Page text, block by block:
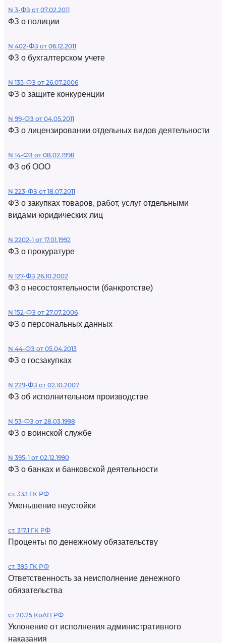
N 3-ФЗ от 07.02.2011
ФЗ о полиции
N 402-ФЗ от 06.12.2011
ФЗ о бухгалтерском учете
N 135-ФЗ от 26.07.2006
ФЗ о защите конкуренции
N 99-ФЗ от 04.05.2011
ФЗ о лицензировании отдельных видов деятельности
N 14-ФЗ от 08.02.1998
ФЗ об ООО
N 223-ФЗ от 18.07.2011
ФЗ о закупках товаров, работ, услуг отдельными
видами юридических лиц
N 2202-1 от 17.01.1992
ФЗ о прокуратуре
N 127-ФЗ 26.10.2002
ФЗ о несостоятельности (банкротстве)
N 152-ФЗ от 27.07.2006
ФЗ о персональных данных
N 44-ФЗ от 05.04.2013
ФЗ о госзакупках
N 229-ФЗ от 02.10.2007
ФЗ об исполнительном производстве
N 53-ФЗ от 28.03.1998
ФЗ о воинской службе
N 395-1 от 02.12.1990
ФЗ о банках и банковской деятельности
ст. 333 ГК РФ
Уменьшение неустойки
ст. 317.1 ГК РФ
Проценты по денежному обязательству
ст. 395 ГК РФ
Ответственность за неисполнение денежного
обязательства
ст 20.25 КоАП РФ
Уклонение от исполнения административного
наказания